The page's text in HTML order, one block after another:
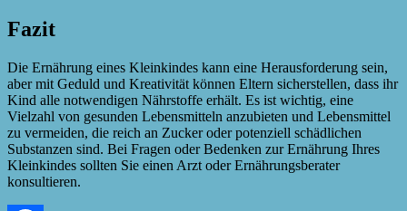
Fazit
Die Ernährung eines Kleinkindes kann eine Herausforderung sein,
aber mit Geduld und Kreativität können Eltern sicherstellen, dass ihr
Kind alle notwendigen Nährstoffe erhält. Es ist wichtig, eine
Vielzahl von gesunden Lebensmitteln anzubieten und Lebensmittel
zu vermeiden, die reich an Zucker oder potenziell schädlichen
Substanzen sind. Bei Fragen oder Bedenken zur Ernährung Ihres
Kleinkindes sollten Sie einen Arzt oder Ernährungsberater
konsultieren.